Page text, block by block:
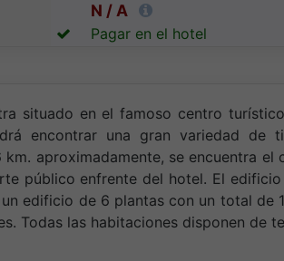
N / A
Pagar en el hotel
situado en el famoso centro
encontrar una gran variedad de
aproximadamente, se encuentra el
público enfrente del hotel. El
edificio de 6 plantas con un total de
Todas las habitaciones disponen de